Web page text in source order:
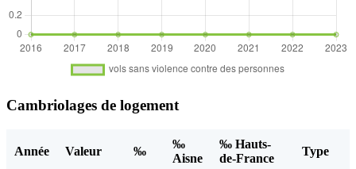
Cambriolages de logement
Année Valeur ‰
‰
Aisne
‰ Hauts-
de-France
Type